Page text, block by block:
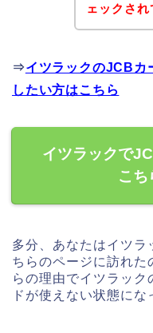
ェックさ
⇒イツラックのJCBカ
したい方はこちら
イツラックで
こち
多分、あなたはイツラ
ちらのページに訪れた
らの理由でイツラッ
ドが使えない状態にな